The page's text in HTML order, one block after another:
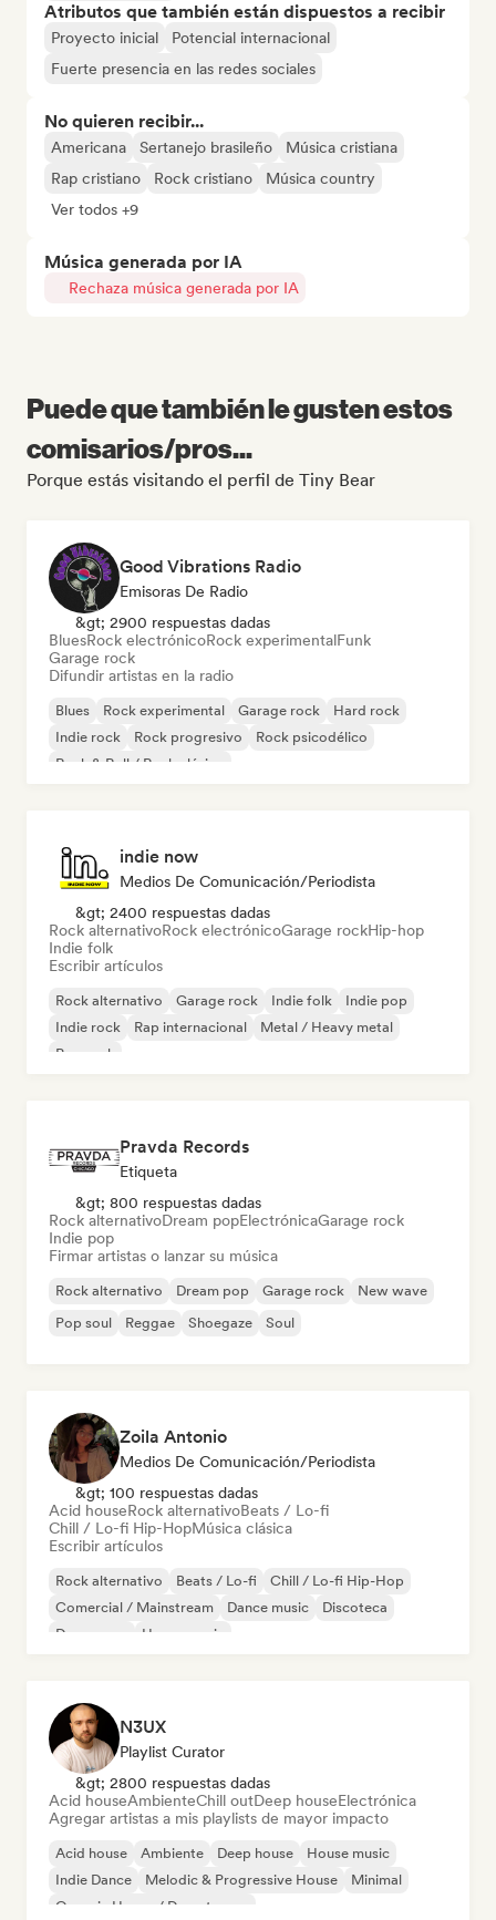
Atributos que también están dispuestos a recibir
Proyecto inicial
Potencial internacional
Fuerte presencia en las redes sociales
No quieren recibir...
Americana Sertanejo brasileño
Música cristiana
Rap cristiano
Rock cristiano
Música country
Ver todos +9
Música generada por IA
Rechaza música generada por IA
Puede que también le gusten estos
comisarios/pros...
Porque estás visitando el perfil de Tiny Bear
Good Vibrations Radio
Emisoras De Radio
&gt; 2900 respuestas dadas
BluesRock electrónicoRock experimentalFunk
Garage rock
Difundir artistas en la radio
Blues Rock experimental Garage rock
Hard rock
Indie rock
Rock progresivo
Rock psicodélico
Rock & Roll / Rock clásico
indie now
Medios De Comunicación/Periodista
&gt; 2400 respuestas dadas
Rock alternativoRock electrónicoGarage rockHip-hop
Indie folk
Escribir artículos
Rock alternativo Garage rock Indie folk
Indie pop
Indie rock
Rap internacional
Metal / Heavy metal
Pop rock
Pravda Records
Etiqueta
&gt; 800 respuestas dadas
Rock alternativoDream popElectrónicaGarage rock
Indie pop
Firmar artistas o lanzar su música
Rock alternativo Dream pop Garage rock
New wave
Pop soul
Reggae Shoegaze Soul
Zoila Antonio
Medios De Comunicación/Periodista
&gt; 100 respuestas dadas
Acid houseRock alternativoBeats / Lo-fi
Chill / Lo-fi Hip-HopMúsica clásica
Escribir artículos
Rock alternativo Beats / Lo-fi
Chill / Lo-fi Hip-Hop
Comercial / Mainstream
Dance music
Discoteca
Dream pop
House music
N3UX
Playlist Curator
&gt; 2800 respuestas dadas
Acid houseAmbienteChill outDeep houseElectrónica
Agregar artistas a mis playlists de mayor impacto
Acid house Ambiente Deep house
House music
Indie Dance
Melodic & Progressive House
Minimal
Organic House / Downtempo